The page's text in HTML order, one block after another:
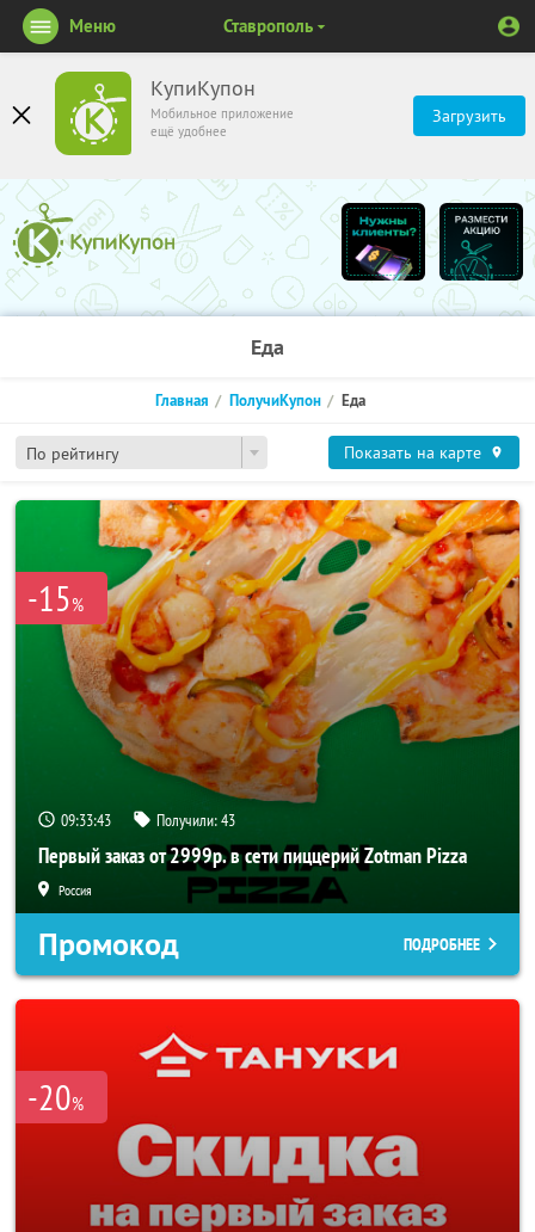
КупиКупон
Мобильное приложение
ещё удобнее
Загрузить
Меню Ставрополь
Еда
По рейтингу
Главная ПолучиКупон Еда
Показать на карте
-15%
09:33:43 Получили:43
Первый заказ от 2999р. в сети пиццерий Zotman Pizza
Россия
Промокод ПОДРОБНЕЕ
-20%